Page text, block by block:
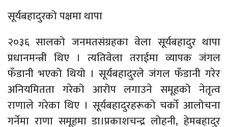
सूर्यबहादुरको पक्षमा थापा
२०३६ सालको जनमतसंग्रहका वेला सूर्यबहादुर थापा
प्रधानमन्त्री थिए । त्यतिवेला तराईमा व्यापक जंगल
फँडानी भएको थियो । सूर्यबहादुरले जंगल फँडानी गरेर
अनियमितता गरेको आरोप लगाउने समूहको नेतृत्व
राणाले गरेका थिए । सूर्यबहादुरहरूको चर्को आलोचना
गर्नेमा राणा समूहमा डा।प्रकाशचन्द्र लोहनी, हेमबहादुर